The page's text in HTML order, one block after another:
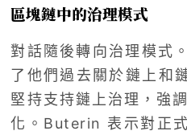
區塊鏈中的治理模式
對話隨後轉向治理模式
了他們過去關於鏈上和
堅持支持鏈上治理，強
化。Buterin 表示對正